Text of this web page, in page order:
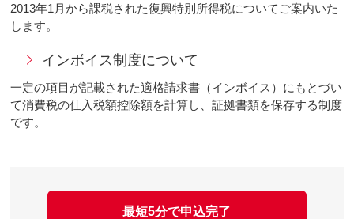
2013年1月から課税された復興特別所得税についてご案内いた
します。
インボイス制度について
一定の項目が記載された適格請求書（インボイス）にもとづい
て消費税の仕入税額控除額を計算し、証拠書類を保存する制度
です。
最短5分で申込完了